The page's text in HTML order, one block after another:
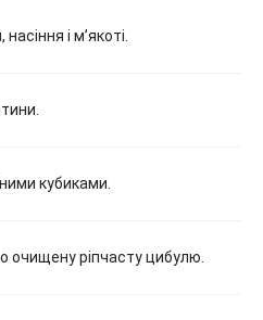
і м’якоті.
кубиками.
очищену ріпчасту цибулю.